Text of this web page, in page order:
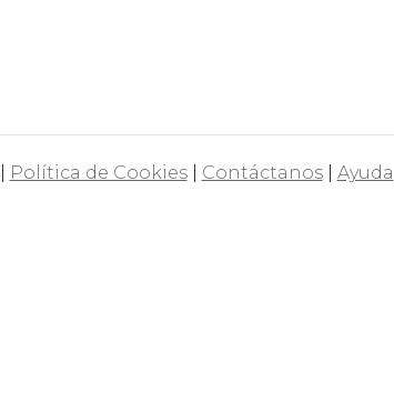
Política de Cookies| Contáctanos| Ayuda